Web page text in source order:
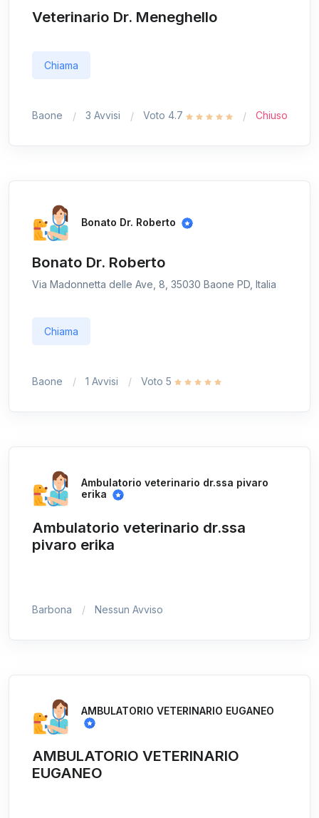
Veterinario Dr. Meneghello
Chiama
Baone 3 Avvisi Voto 4.7 Chiuso
Bonato Dr. Roberto
Bonato Dr. Roberto
Via Madonnetta delle Ave, 8, 35030 Baone PD, Italia
Chiama
Baone 1 Avvisi Voto 5
Ambulatorio veterinario dr.ssa pivaro
erika
Ambulatorio veterinario dr.ssa
pivaro erika
Barbona Nessun Avviso
AMBULATORIO VETERINARIO EUGANEO
AMBULATORIO VETERINARIO
EUGANEO